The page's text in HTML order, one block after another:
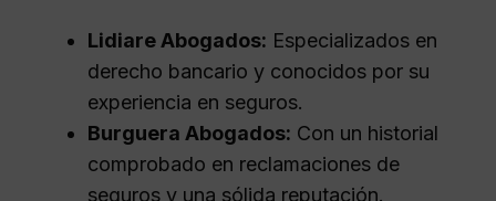
Lidiare Abogados: Especializados en
derecho bancario y conocidos por su
experiencia en seguros.
Burguera Abogados: Con un historial
comprobado en reclamaciones de
seguros y una sólida reputación.